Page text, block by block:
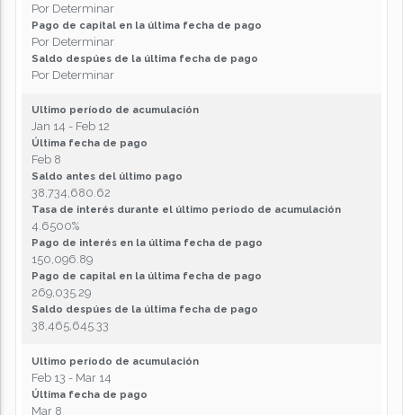
Por Determinar
Pago de capital en la última fecha de pago
Por Determinar
Saldo despúes de la última fecha de pago
Por Determinar
Ultimo período de acumulación
Jan 14 - Feb 12
Última fecha de pago
Feb 8
Saldo antes del último pago
38,734,680.62
Tasa de interés durante el último periodo de acumulación
4.6500%
Pago de interés en la última fecha de pago
150,096.89
Pago de capital en la última fecha de pago
269,035.29
Saldo despúes de la última fecha de pago
38,465,645.33
Ultimo período de acumulación
Feb 13 - Mar 14
Última fecha de pago
Mar 8